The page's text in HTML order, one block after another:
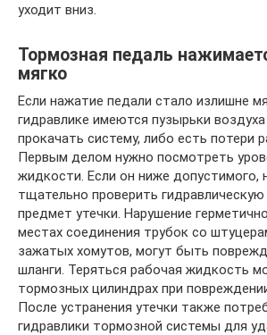
уходит вниз.
Тормозная педаль
мягко
Если нажатие педали стало излишне
гидравлике имеются пузырьки
прокачать систему, либо есть потери
Первым делом нужно посмотреть
жидкости. Если он ниже допустимого,
тщательно проверить гидравлическую
предмет утечки. Нарушение
местах соединения трубок со
зажатых хомутов, могут быть
шланги. Теряться рабочая жидкость
тормозных цилиндрах при
После устранения утечки также
гидравлики тормозной системы для